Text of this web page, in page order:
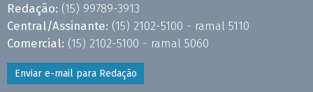
Redação: (15) 99789-3913
Central/Assinante: (15) 2102-5100 - ramal 5110
Comercial: (15) 2102-5100 - ramal 5060
Enviar e-mail para Redação